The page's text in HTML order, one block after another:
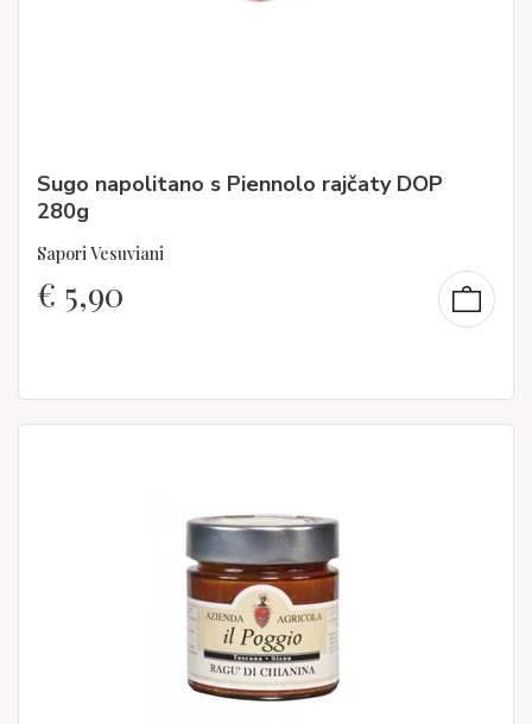
Sugo napolitano s Piennolo rajčaty DOP
280g
Sapori Vesuviani
€ 5,90